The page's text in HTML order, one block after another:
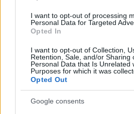
I want to opt-out of processing
Personal Data for Targeted
Opted In
I want to opt-out of Collection,
Retention, Sale, and/or Sharing
Personal Data that Is Unrelated
Purposes for which it was
Opted Out
Google consents
műemlékfelújítás
Történelmi táj, amelynek